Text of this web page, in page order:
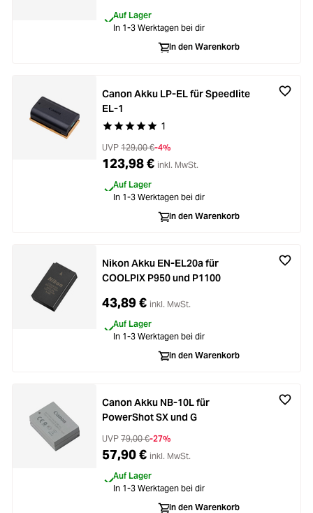
Auf Lager
In 1-3 Werktagen bei dir
In den Warenkorb
Durchschnittliche Bewertung von 5 von 5
1
Canon Akku LP-EL für Speedlite
EL-1
UVP 129,00 €-4%
123,98 € inkl. MwSt.
Auf Lager
In 1-3 Werktagen bei dir
In den Warenkorb
Nikon Akku EN-EL20a für
COOLPIX P950 und P1100
43,89 € inkl. MwSt.
Auf Lager
In 1-3 Werktagen bei dir
In den Warenkorb
Canon Akku NB-10L für
PowerShot SX und G
UVP 79,00 €-27%
57,90 € inkl. MwSt.
Auf Lager
In 1-3 Werktagen bei dir
In den Warenkorb